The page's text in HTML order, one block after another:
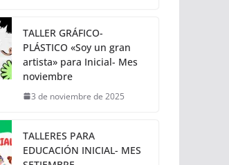
TALLER GRÁFICO-
PLÁSTICO «Soy un gran
artista» para Inicial- Mes
noviembre
3 de noviembre de 2025
TALLERES PARA
EDUCACIÓN INICIAL- MES